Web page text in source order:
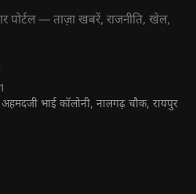
पोर्टल — ताज़ा खबरें, राजनीति, खेल,
अहमदजी भाई कॉलोनी, नालगढ़ चौक, रायपुर